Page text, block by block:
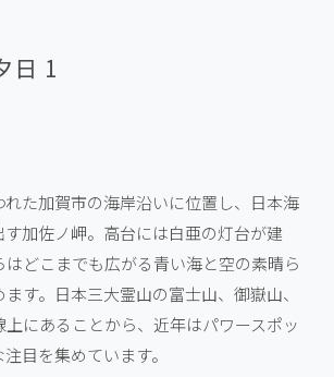
日 1
た加賀市の海岸沿いに位置し、日本海
す加佐ノ岬。高台には白亜の灯台が建
はどこまでも広がる青い海と空の素晴ら
す。日本三大霊山の富士山、御嶽山、
上にあることから、近年はパワースポッ
目を集めています。